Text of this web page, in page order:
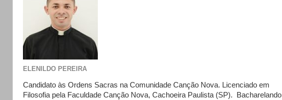
ELENILDO PEREIRA
Candidato às Ordens Sacras na Comunidade Canção Nova. Licenciado em
Filosofia pela Faculdade Canção Nova, Cachoeira Paulista (SP). Bacharelando